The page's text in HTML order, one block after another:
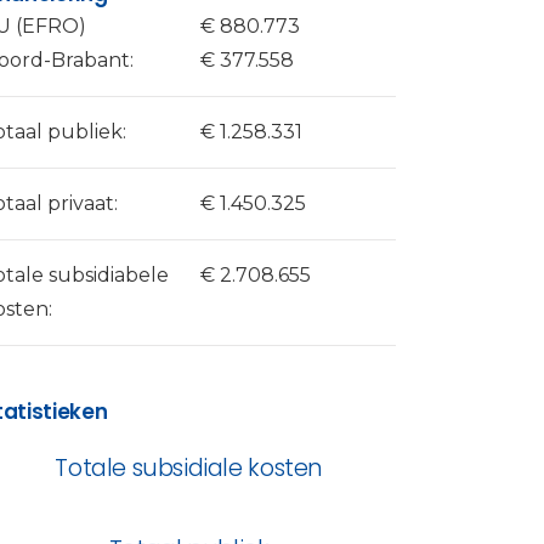
(EFRO)
€ 880.773
Brabant:
€ 377.558
publiek: € 1.258.331
privaat: € 1.450.325
subsidiabele
€ 2.708.655
Totale subsidiale kosten